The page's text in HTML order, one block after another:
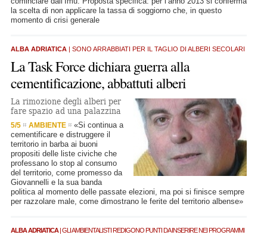
la scelta di non applicare la tassa di soggiorno che, in questo
momento di crisi generale
ALBA ADRIATICA | SONO ARRABBIATI PER IL TAGLIO DI ALBERI SECOLARI
La Task Force dichiara guerra alla
cementificazione, abbattuti alberi
La rimozione degli alberi per
fare spazio ad una palazzina
5/5 AMBIENTE
«Si continua a
cementificare e distruggere il
territorio in barba ai buoni
propositi delle liste civiche che
professano lo stop al consumo
del territorio, come promesso da
Giovannelli e la sua banda
politica al momento delle passate elezioni, ma poi si finisce sempre
per razzolare male, come dimostrano le ferite del territorio albense»
ALBA ADRIATICA| GLI AMBIENTALISTI REDIGONO PUNTI DA INSERIRE NEI PROGRAMMI